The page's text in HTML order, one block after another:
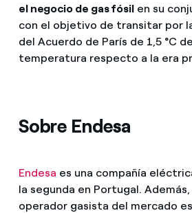
el negocio de gas fósil en su
con el objetivo de transitar por
del Acuerdo de París de 1,5 °C
temperatura respecto a la era
Sobre Endesa
Endesa es una compañía
la segunda en Portugal.
operador gasista del mercado